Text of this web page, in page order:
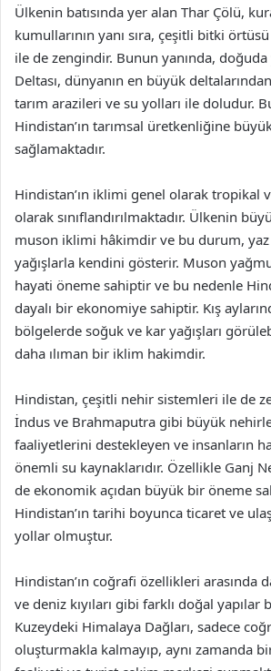
Ülkenin batısında yer alan Thar Çölü,
kumullarının yanı sıra, çeşitli bitki
ile de zengindir. Bunun yanında,
Deltası, dünyanın en büyük
tarım arazileri ve su yolları ile doludur.
Hindistan’ın tarımsal üretkenliğine
sağlamaktadır.
Hindistan’ın iklimi genel olarak tropikal
olarak sınıflandırılmaktadır. Ülkenin
muson iklimi hâkimdir ve bu durum, yaz
yağışlarla kendini gösterir. Muson
hayati öneme sahiptir ve bu nedenle
dayalı bir ekonomiye sahiptir. Kış
bölgelerde soğuk ve kar yağışları
daha ılıman bir iklim hakimdir.
Hindistan, çeşitli nehir sistemleri ile de
İndus ve Brahmaputra gibi büyük
faaliyetlerini destekleyen ve insanların
önemli su kaynaklarıdır. Özellikle Ganj
de ekonomik açıdan büyük bir öneme
Hindistan’ın tarihi boyunca ticaret ve
yollar olmuştur.
Hindistan’ın coğrafi özellikleri arasında
ve deniz kıyıları gibi farklı doğal yapılar
Kuzeydeki Himalaya Dağları, sadece
oluşturmakla kalmayıp, aynı zamanda